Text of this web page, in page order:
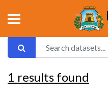
1 results found